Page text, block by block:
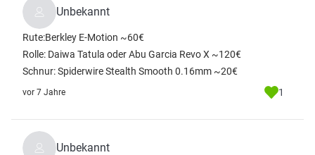
Unbekannt
Rute:Berkley E-Motion ~60€
Rolle: Daiwa Tatula oder Abu Garcia Revo X ~120€
Schnur: Spiderwire Stealth Smooth 0.16mm ~20€
vor 7 Jahre 1
Unbekannt